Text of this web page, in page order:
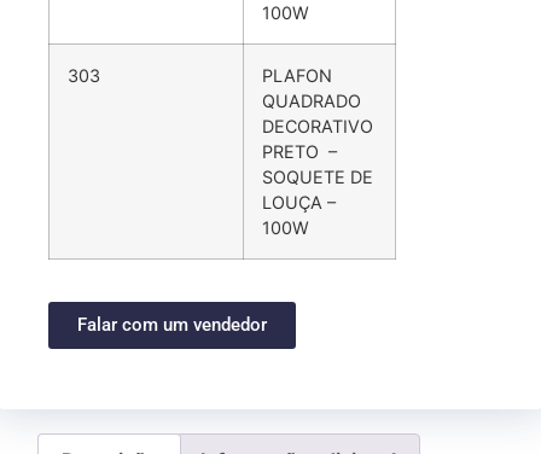
100W
303
PLAFON
QUADRADO
DECORATIVO
PRETO –
SOQUETE DE
LOUÇA –
100W
Falar com um vendedor